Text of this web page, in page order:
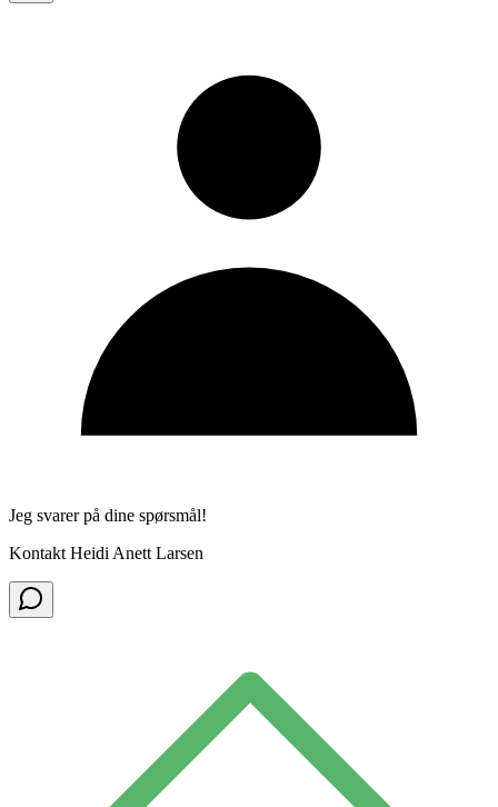
Jeg svarer på dine spørsmål!
Kontakt Heidi Anett Larsen